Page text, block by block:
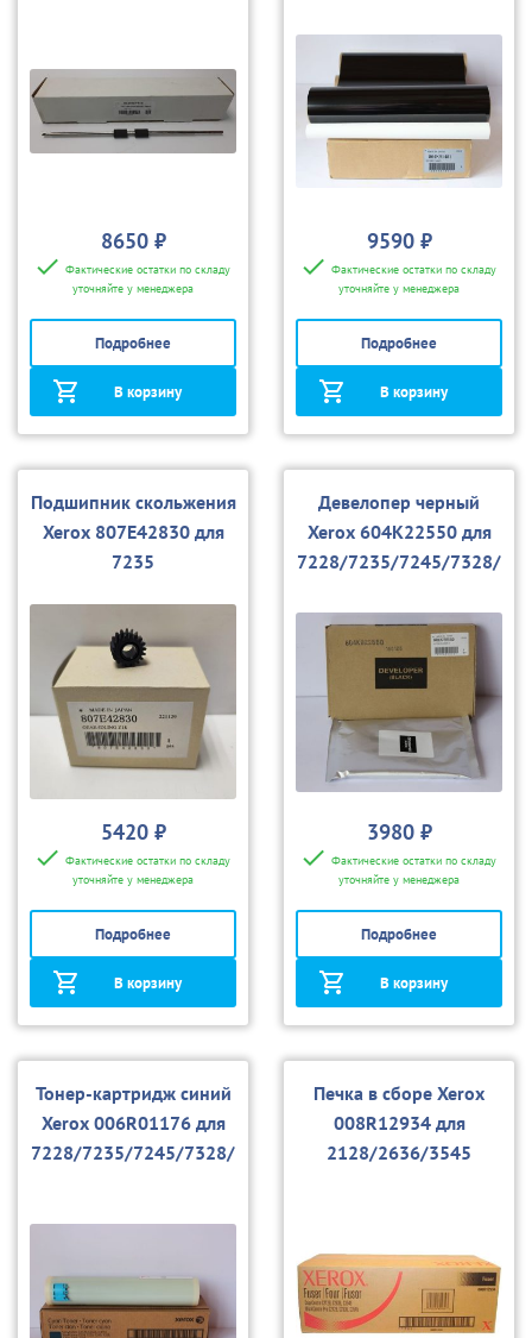
8650 ₽
Фактические остатки по складу
уточняйте у менеджера
Подробнее
В корзину
9590 ₽
Фактические остатки по складу
уточняйте у менеджера
Подробнее
В корзину
Подшипник скольжения
Xerox 807E42830 для
7235
5420 ₽
Фактические остатки по складу
уточняйте у менеджера
Подробнее
В корзину
Девелопер черный
Xerox 604K22550 для
7228/7235/7245/7328/
3980 ₽
Фактические остатки по складу
уточняйте у менеджера
Подробнее
В корзину
Тонер-картридж синий
Xerox 006R01176 для
7228/7235/7245/7328/
Печка в сборе Xerox
008R12934 для
2128/2636/3545